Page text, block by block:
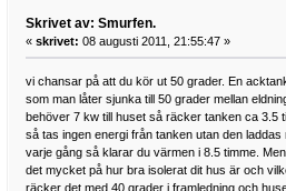
Skrivet av: Smurfen.
« skrivet: 08 augusti 2011, 21:55:47 »
vi chansar på att du kör ut 50 grader. En
som man låter sjunka till 50 grader mellan
behöver 7 kw till huset så räcker tanken ca 3.5
så tas ingen energi från tanken utan den
varje gång så klarar du värmen i 8.5 timme.
det mycket på hur bra isolerat dit hus är och
räcker det med 40 grader i framledning och